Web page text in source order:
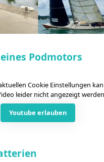
Podmotors
Cookie Einstellungen
leider nicht angezeigt
Youtube erlauben